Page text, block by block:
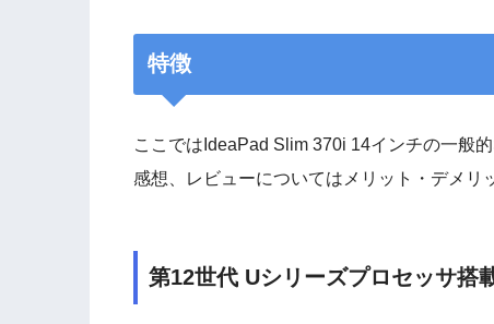
特徴
ここではIdeaPad Slim 370i 14インチの一般
感想、レビューについてはメリット・デメリ
第12世代 Uシリーズプロセッサ搭